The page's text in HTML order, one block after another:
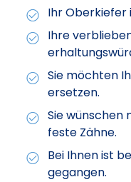
Ihr Oberkiefer
Ihre
Sie möchten
ersetzen.
Sie wünschen
feste Zähne.
Bei Ihnen ist
gegangen.